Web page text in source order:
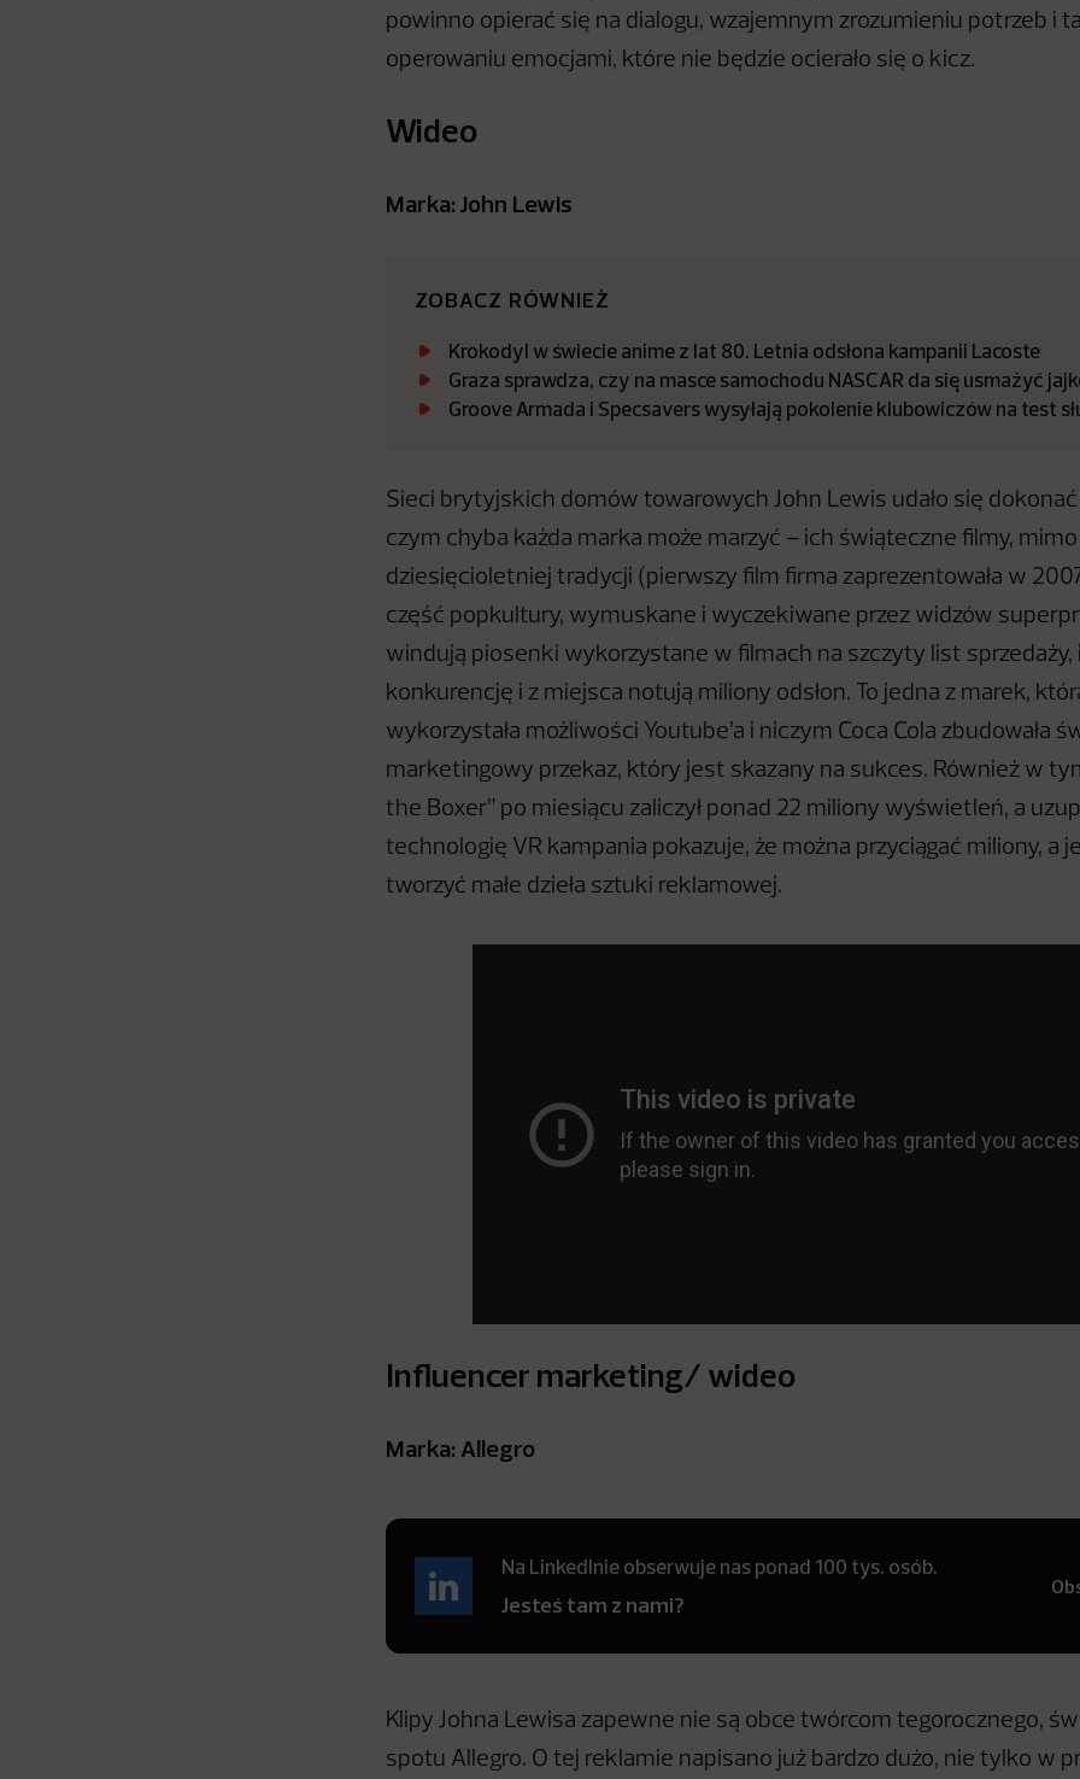
powinno opierać się na dialogu, wzajemnym zrozumieniu potrzeb i
operowaniu emocjami, które nie będzie ocierało się o kicz.
Wideo
Marka: John Lewis
ZOBACZ RÓWNIEŻ
Krokodyl w świecie anime z lat 80. Letnia odsłona kampanii Lacoste
Graza sprawdza, czy na masce samochodu NASCAR da się usmażyć
Groove Armada i Specsavers wysyłają pokolenie klubowiczów na test
Sieci brytyjskich domów towarowych John Lewis udało się dokonać
czym chyba każda marka może marzyć – ich świąteczne filmy, mimo
dziesięcioletniej tradycji (pierwszy film firma zaprezentowała w
część popkultury, wymuskane i wyczekiwane przez widzów
windują piosenki wykorzystane w filmach na szczyty list sprzedaży,
konkurencję i z miejsca notują miliony odsłon. To jedna z marek,
wykorzystała możliwości Youtube’a i niczym Coca Cola zbudowała
marketingowy przekaz, który jest skazany na sukces. Również w
the Boxer” po miesiącu zaliczył ponad 22 miliony wyświetleń, a
technologię VR kampania pokazuje, że można przyciągać miliony, a
tworzyć małe dzieła sztuki reklamowej.
Influencer marketing/ wideo
Marka: Allegro
Na LinkedInie obserwuje nas ponad 100 tys. osób.
Jesteś tam z nami?
Klipy Johna Lewisa zapewne nie są obce twórcom tegorocznego,
spotu Allegro. O tej reklamie napisano już bardzo dużo, nie tylko w